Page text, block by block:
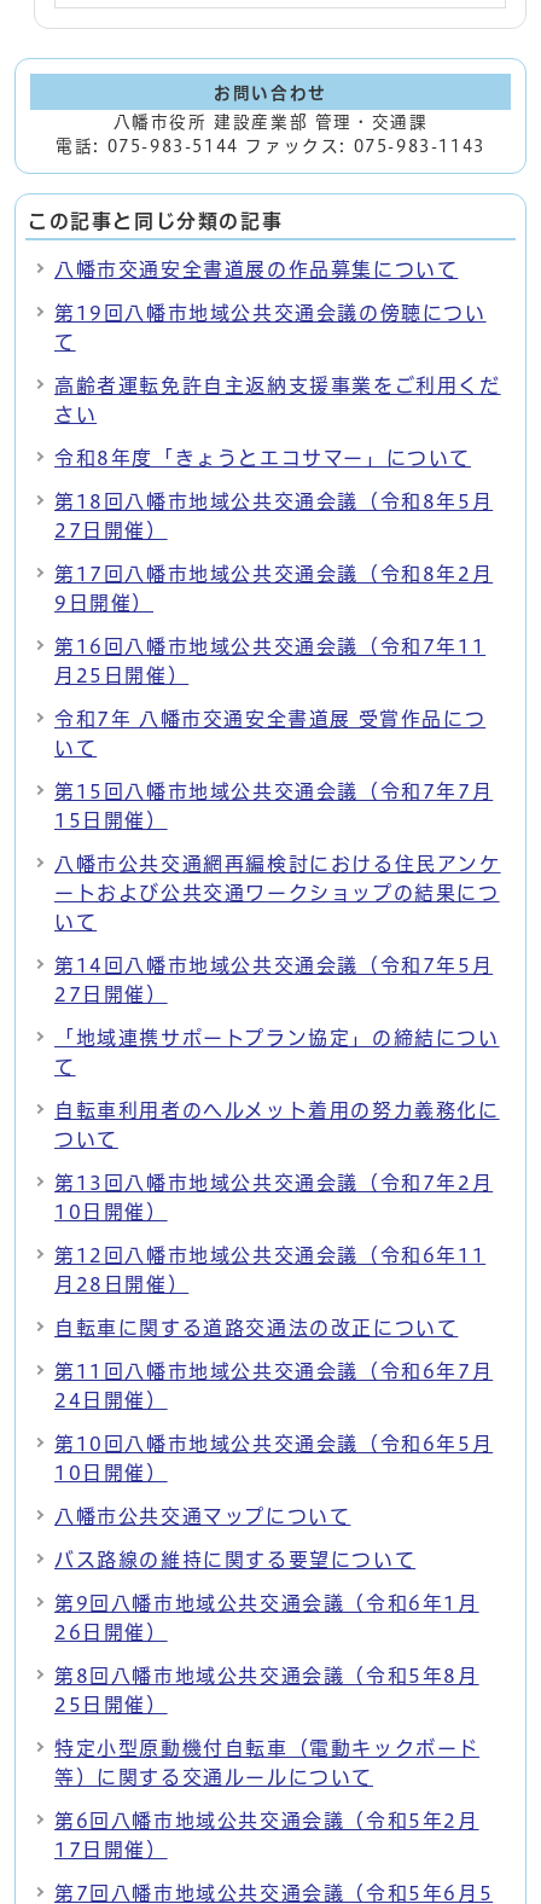
お問い合わせ
八幡市役所 建設産業部 管理・交通課
電話: 075-983-5144 ファックス: 075-983-1143
この記事と同じ分類の記事
八幡市交通安全書道展の作品募集について
第19回八幡市地域公共交通会議の傍聴につい
て
高齢者運転免許自主返納支援事業をご利用くだ
さい
令和8年度「きょうとエコサマー」について
第18回八幡市地域公共交通会議（令和8年5月
27日開催）
第17回八幡市地域公共交通会議（令和8年2月
9日開催）
第16回八幡市地域公共交通会議（令和7年11
月25日開催）
令和7年 八幡市交通安全書道展 受賞作品につ
いて
第15回八幡市地域公共交通会議（令和7年7月
15日開催）
八幡市公共交通網再編検討における住民アンケ
ートおよび公共交通ワークショップの結果につ
いて
第14回八幡市地域公共交通会議（令和7年5月
27日開催）
「地域連携サポートプラン協定」の締結につい
て
自転車利用者のヘルメット着用の努力義務化に
ついて
第13回八幡市地域公共交通会議（令和7年2月
10日開催）
第12回八幡市地域公共交通会議（令和6年11
月28日開催）
自転車に関する道路交通法の改正について
第11回八幡市地域公共交通会議（令和6年7月
24日開催）
第10回八幡市地域公共交通会議（令和6年5月
10日開催）
八幡市公共交通マップについて
バス路線の維持に関する要望について
第9回八幡市地域公共交通会議（令和6年1月
26日開催）
第8回八幡市地域公共交通会議（令和5年8月
25日開催）
特定小型原動機付自転車（電動キックボード
等）に関する交通ルールについて
第6回八幡市地域公共交通会議（令和5年2月
17日開催）
第7回八幡市地域公共交通会議（令和5年6月5